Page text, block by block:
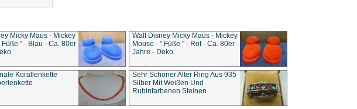
Micky Maus - Mickey
Füße " - Blau - Ca. 80er
Walt Disney Micky Maus - Mickey
Mouse - " Füße " - Rot - Ca. 80er
Jahre - Deko
Korallenkette
Sehr Schöner Alter Ring Aus 935
Silber Mit Weißen Und
Rubinfarbenen Steinen